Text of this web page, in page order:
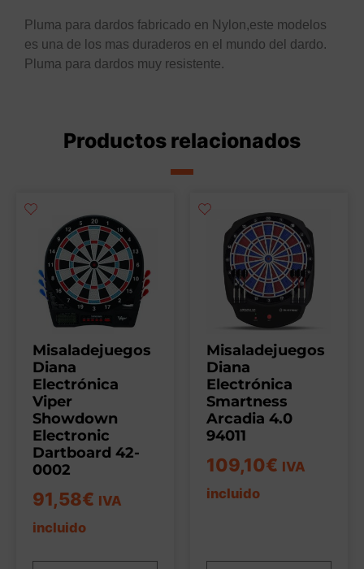
Pluma para dardos fabricado en Nylon,este modelos
es una de los mas duraderos en el mundo del dardo.
Pluma para dardos muy resistente.
Productos relacionados
Misaladejuegos
Diana
Electrónica
Viper
Showdown
Electronic
Dartboard 42-
0002
91,58€ IVA
incluido
Misaladejuegos
Diana
Electrónica
Smartness
Arcadia 4.0
94011
109,10€ IVA
incluido